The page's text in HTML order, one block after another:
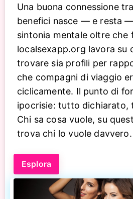
Una buona connessione
benefici nasce — e resta —
sintonia mentale oltre che
localsexapp.org lavora su
trovare sia profili per
che compagni di viaggio
ciclicamente. Il punto di
ipocrisie: tutto dichiarato,
Chi sa cosa vuole, su
trova chi lo vuole davvero.
Esplora